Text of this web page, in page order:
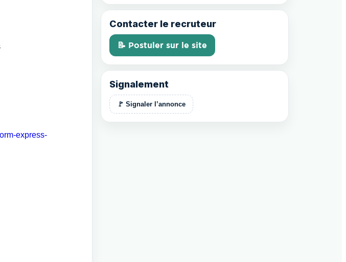
express-
Contacter le recruteur
📝 Postuler sur le site
Signalement
🚩 Signaler l’annonce